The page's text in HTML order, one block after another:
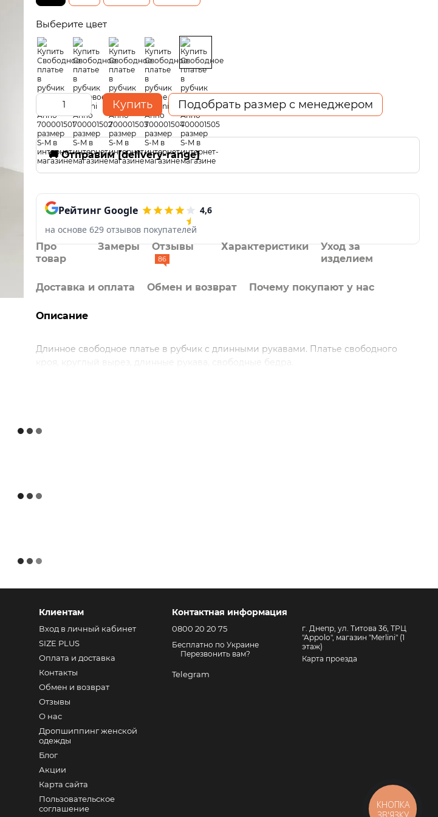
Выберите цвет
Купить Подобрать размер с менеджером
🚚 Отправим [delivery-range]
Рейтинг Google
4,6
на основе 629 отзывов покупателей
Про
товар
Замеры Отзывы
86
Характеристики
Уход за
изделием
Доставка и оплата Обмен и возврат Почему покупают у нас
Описание
Длинное свободное платье в рубчик с длинными рукавами. Платье свободного
кроя, круглый вырез, длинные рукава, свободные бедра.
Клиентам
Вход в личный кабинет
SIZE PLUS
Оплата и доставка
Контакты
Обмен и возврат
Отзывы
О нас
Дропшиппинг женской
одежды
Блог
Акции
Карта сайта
Пользовательское
соглашение
Контактная информация
0800 20 20 75
Бесплатно по Украине
Перезвонить вам?
Telegram
г. Днепр, ул. Титова 36, ТРЦ
"Appolo", магазин "Merlini" (1
этаж)
Карта проезда
КНОПКА
ЗВ'ЯЗКУ